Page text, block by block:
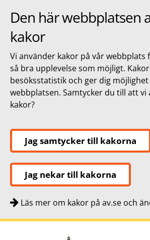
Den här webbplatsen
kakor
Vi använder kakor på vår webbplats
så bra upplevelse som möjligt.
besöksstatistik och ger dig
webbplatsen. Samtycker du till att vi
kakor?
Jag samtycker till kakorna
Jag nekar till kakorna
Läs mer om kakor på av.se och